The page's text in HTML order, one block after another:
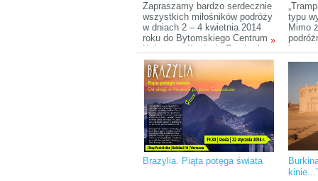
Zapraszamy bardzo serdecznie
wszystkich miłośników podróży
w dniach 2 – 4 kwietnia 2014
roku do Bytomskiego Centrum
Kultury na II edycję Festiwalu
Podróżniczego "Okno na
Świat"!
»
typu
Mimo
jest
nich
pora,
Brazylia. Piąta potęga świata
kinie...”